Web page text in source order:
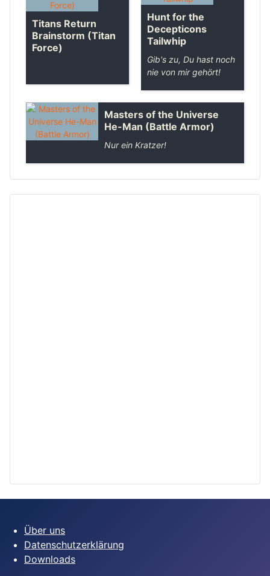
Titans Return
Brainstorm (Titan
Force)
Hunt for the
Decepticons
Tailwhip
Gib's zu, Du hast noch
nie von mir gehört!
Masters of the Universe
He-Man (Battle Armor)
Nur ein Kratzer!
Über uns
Datenschutzerklärung
Downloads